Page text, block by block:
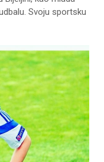
Svoju sportsku